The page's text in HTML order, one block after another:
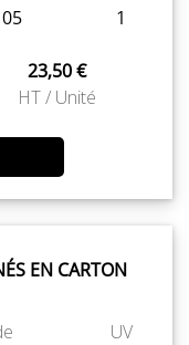
1
23,50 €
HT / Unité
EN CARTON
UV